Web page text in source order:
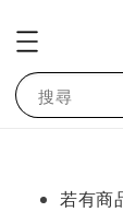
搜尋
若有商